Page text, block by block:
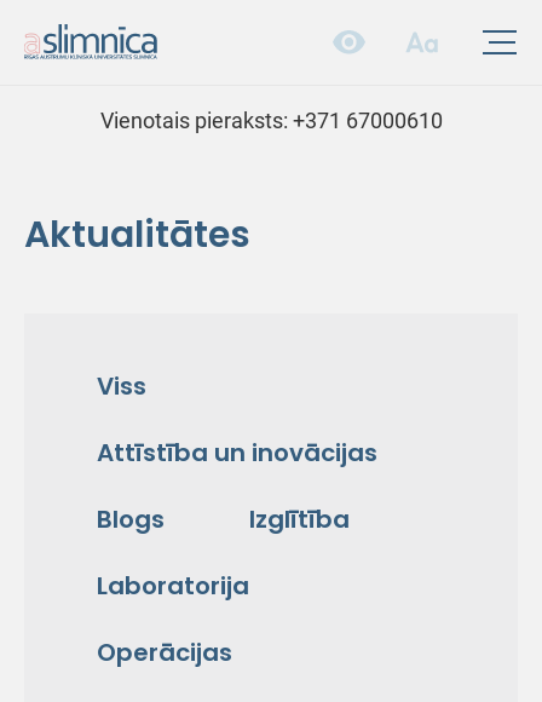
Vienotais pieraksts: +371 67000610
Aktualitātes
Viss
Attīstība un inovācijas
Blogs Izglītība
Laboratorija
Operācijas